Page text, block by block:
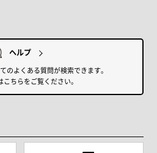
ヘルプ
のよくある質問が検索できます。
こちらをご覧ください。